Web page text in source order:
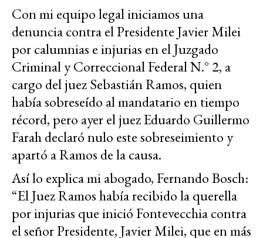
Con mi equipo legal iniciamos una
denuncia contra el Presidente Javier Milei
por calumnias e injurias en el Juzgado
Criminal y Correccional Federal N.° 2, a
cargo del juez Sebastián Ramos, quien
había sobreseído al mandatario en tiempo
récord, pero ayer el juez Eduardo Guillermo
Farah declaró nulo este sobreseimiento y
apartó a Ramos de la causa.
Así lo explica mi abogado, Fernando Bosch:
“El Juez Ramos había recibido la querella
por injurias que inició Fontevecchia contra
el señor Presidente, Javier Milei, que en más